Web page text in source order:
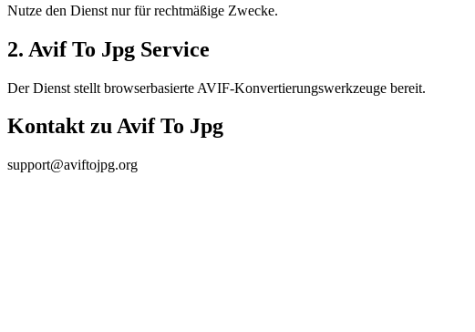
Nutze den Dienst nur für rechtmäßige Zwecke.
2. Avif To Jpg Service
Der Dienst stellt browserbasierte AVIF-Konvertierungswerkzeuge bereit.
Kontakt zu Avif To Jpg
support@aviftojpg.org